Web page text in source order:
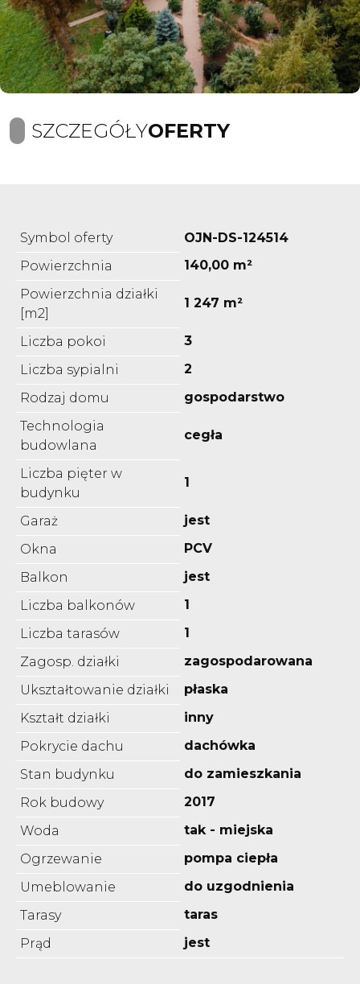
SZCZEGÓŁYOFERTY
Symbol oferty
OJN-DS-124514
Powierzchnia
140,00 m²
Powierzchnia działki
[m2]
1 247 m²
Liczba pokoi
3
Liczba sypialni
2
Rodzaj domu
gospodarstwo
Technologia
budowlana
cegła
Liczba pięter w
budynku
1
Garaż
jest
Okna
PCV
Balkon
jest
Liczba balkonów
1
Liczba tarasów
1
Zagosp. działki
zagospodarowana
Ukształtowanie działki
płaska
Kształt działki
inny
Pokrycie dachu
dachówka
Stan budynku
do zamieszkania
Rok budowy
2017
Woda
tak - miejska
Ogrzewanie
pompa ciepła
Umeblowanie
do uzgodnienia
Tarasy
taras
Prąd
jest